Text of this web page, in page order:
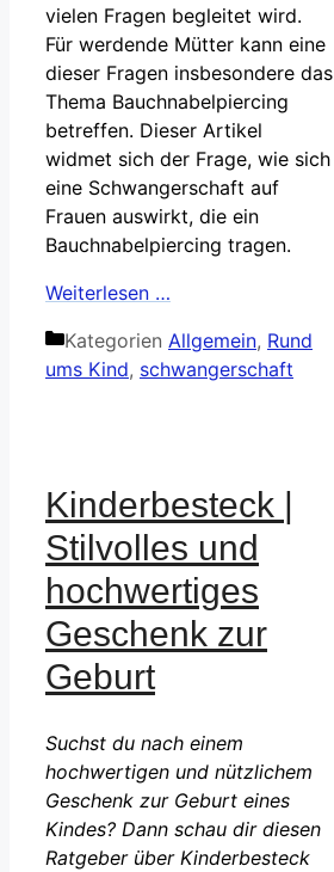
vielen Fragen begleitet wird.
Für werdende Mütter kann eine
dieser Fragen insbesondere das
Thema Bauchnabelpiercing
betreffen. Dieser Artikel
widmet sich der Frage, wie sich
eine Schwangerschaft auf
Frauen auswirkt, die ein
Bauchnabelpiercing tragen.
Weiterlesen …
Kategorien Allgemein, Rund
ums Kind, schwangerschaft
Kinderbesteck |
Stilvolles und
hochwertiges
Geschenk zur
Geburt
Suchst du nach einem
hochwertigen und nützlichem
Geschenk zur Geburt eines
Kindes? Dann schau dir diesen
Ratgeber über Kinderbesteck